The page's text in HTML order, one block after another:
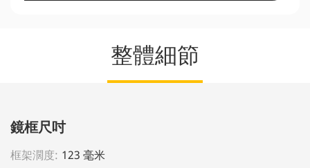
整體細節
鏡框尺吋
框架濶度: 123 毫米